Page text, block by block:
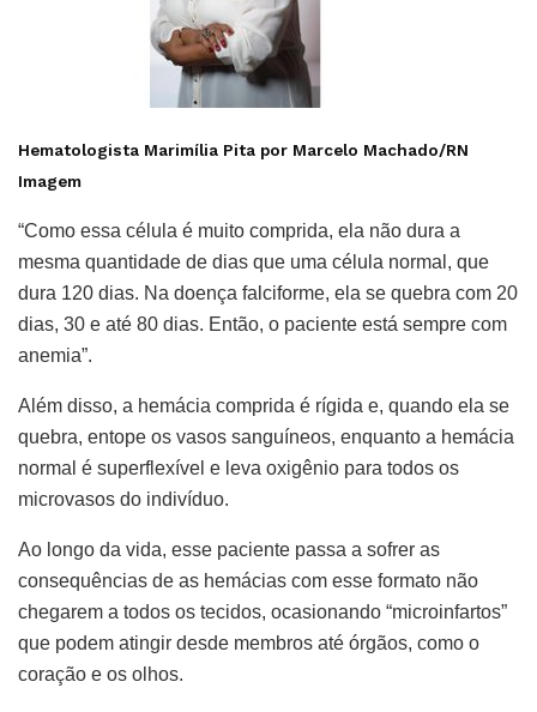
Hematologista Marimília Pita por Marcelo Machado/RN
Imagem
“Como essa célula é muito comprida, ela não dura a
mesma quantidade de dias que uma célula normal, que
dura 120 dias. Na doença falciforme, ela se quebra com 20
dias, 30 e até 80 dias. Então, o paciente está sempre com
anemia”.
Além disso, a hemácia comprida é rígida e, quando ela se
quebra, entope os vasos sanguíneos, enquanto a hemácia
normal é superflexível e leva oxigênio para todos os
microvasos do indivíduo.
Ao longo da vida, esse paciente passa a sofrer as
consequências de as hemácias com esse formato não
chegarem a todos os tecidos, ocasionando “microinfartos”
que podem atingir desde membros até órgãos, como o
coração e os olhos.